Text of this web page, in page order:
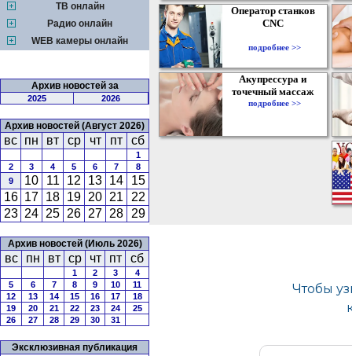
ТВ онлайн
Радио онлайн
WEB камеры онлайн
Архив новостей за
2025 2026
Архив новостей (Август 2026)
вс пн вт ср чт пт сб
1
2
3 4 5 6 7
8
9
10 11 12 13 14
15
16 17 18 19 20 21
22
23 24 25 26 27 28 29
Архив новостей (Июль 2026)
вс пн вт ср чт пт сб
1 2 3
4
5
6 7 8 9 10
11
12
13 14 15 16 17
18
19
20 21 22 23 24
25
26
27 28 29 30 31
Эксклюзивная публикация
Оператор станков
CNC
подробнее >>
Акупрессура и
точечный массаж
подробнее >>